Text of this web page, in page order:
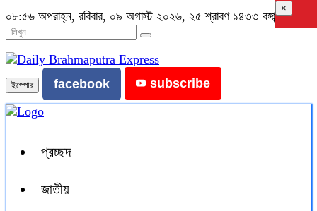
০৮:৫৬ অপরাহ্ন, রবিবার, ০৯ অগাস্ট ২০২৬, ২৫ শ্রাবণ ১৪৩৩ বঙ্গাব্দ
ইপেপার facebook subscribe
প্রচ্ছদ
জাতীয়
×